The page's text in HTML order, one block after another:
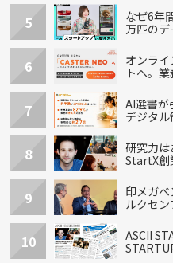
5
なぜ6年
万匹の
6
オンラ
トへ。
7
AI選書が
デジタ
8
研究力は
StartX創
9
印メガ
ルクセ
10
ASCII